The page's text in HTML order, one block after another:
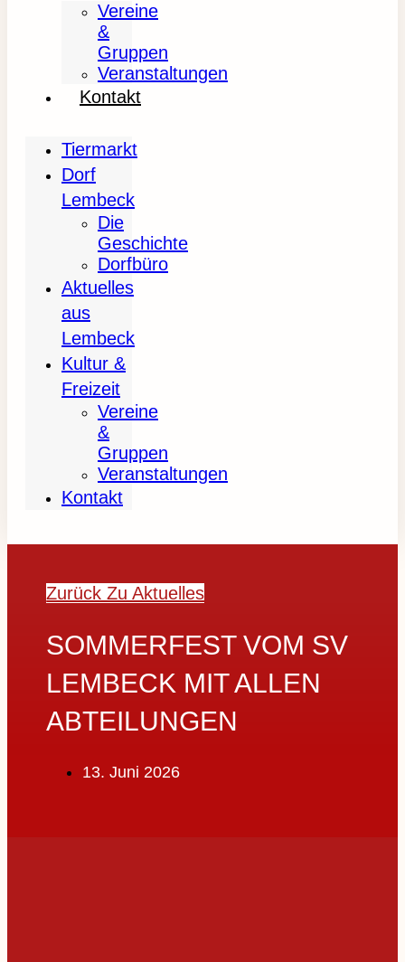
Vereine
&
Gruppen
Veranstaltungen
Kontakt
Tiermarkt
Dorf
Lembeck
Die
Geschichte
Dorfbüro
Aktuelles
aus
Lembeck
Kultur &
Freizeit
Vereine
&
Gruppen
Veranstaltungen
Kontakt
Zurück Zu Aktuelles
SOMMERFEST VOM SV
LEMBECK MIT ALLEN
ABTEILUNGEN
13. Juni 2026